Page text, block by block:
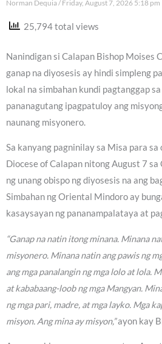
Norman Dequia Friday, August 7, 2026 5:18 pm
25,794 total views
Nanindigan si Calapan Bishop Moises
ganap na diyosesis ay hindi simpleng
lokal na simbahan kundi pagtanggap
pananagutang ipagpatuloy ang
naunang misyonero.
Sa kanyang pagninilay sa Misa para
Diocese of Calapan nitong August 7
ng unang obispo ng diyosesis na ang
Simbahan ng Oriental Mindoro ay
kasaysayan ng pananampalataya at
“Ganap na natin itong minana. Minana
misyonero. Minana natin ang pawis ng
ang mga panalangin ng mga lolo at lola.
at kababaang-loob ng mga Mangyan.
ng mga pari, madre, at mga layko. Mga
misyon. Ang mina ay misyon,”ayon kay